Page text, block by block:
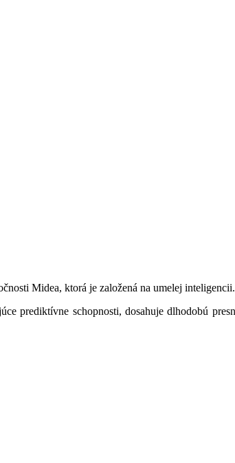
Midea, ktorá je založená na umelej inteligencii.
prediktívne schopnosti, dosahuje dlhodobú